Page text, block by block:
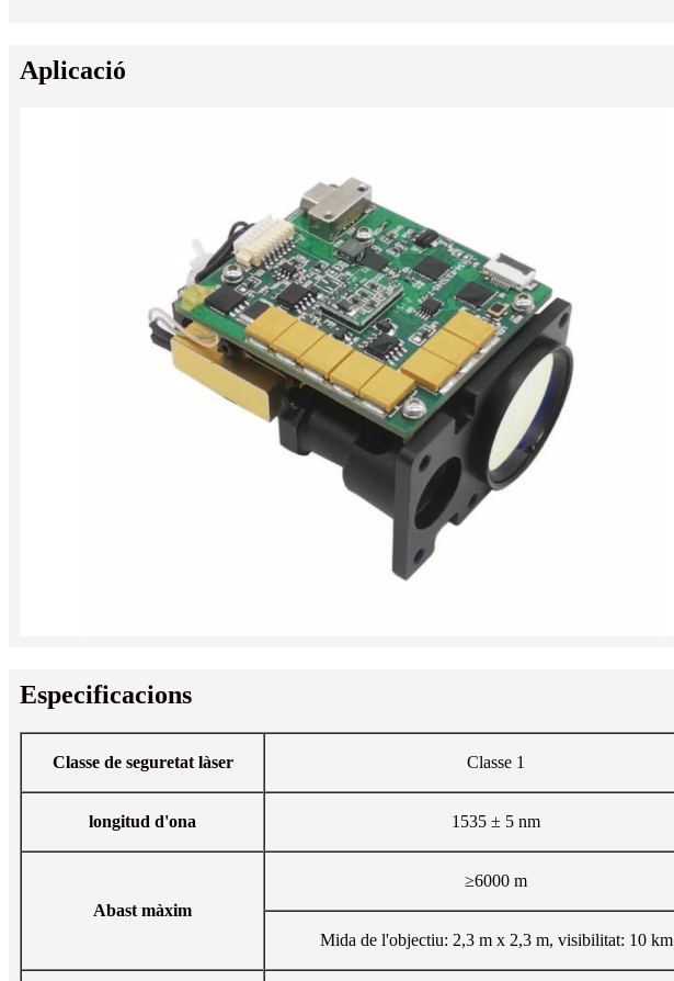
Aplicació
Especificacions
Classe de seguretat làser Classe 1
longitud d'ona 1535 ± 5 nm
Abast màxim
≥6000 m
Mida de l'objectiu: 2,3 m x 2,3 m, visibilitat: 10 km